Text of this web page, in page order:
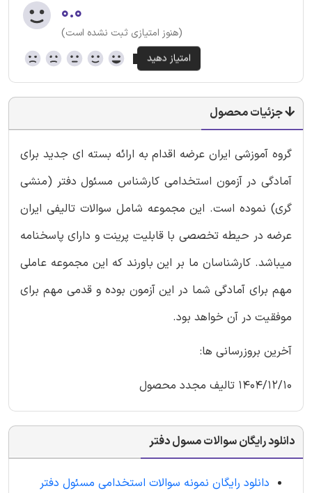
۰.۰
(هنوز امتیازی ثبت نشده است)
جزئیات محصول
گروه آموزشی ایران عرضه اقدام به ارائه بسته ای جدید برای
آمادگی در آزمون استخدامی کارشناس مسئول دفتر (منشی
گری) نموده است. این مجموعه شامل سوالات تالیفی ایران
عرضه در حیطه تخصصی با قابلیت پرینت و دارای پاسخنامه
میباشد. کارشناسان ما بر این باورند که این مجموعه عاملی
مهم برای آمادگی شما در این آزمون بوده و قدمی مهم برای
موفقیت در آن خواهد بود.
آخرین بروزرسانی ها:
1404/12/10 تالیف مجدد محصول
دانلود رایگان سوالات مسول دفتر
دانلود رایگان نمونه سوالات استخدامی مسئول دفتر